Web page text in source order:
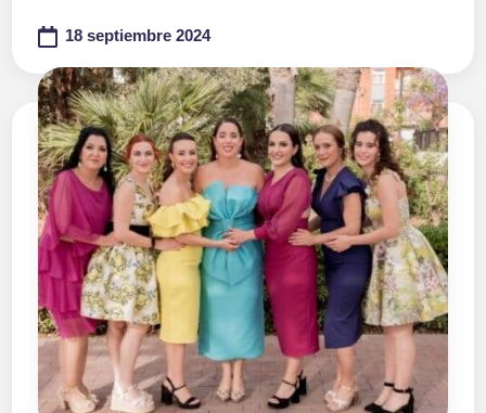
18 septiembre 2024